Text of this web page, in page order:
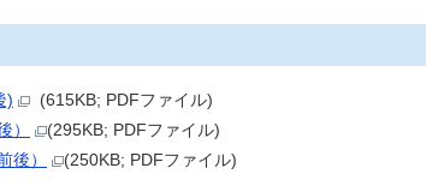
)
(615KB; PDFファイル)
）
(295KB; PDFファイル)
後） (250KB; PDFファイル)